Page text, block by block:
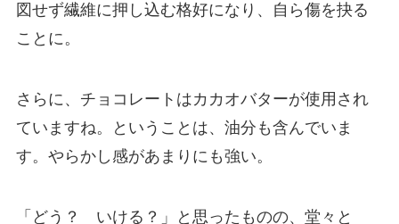
図せず繊維に押し込む格好になり、自ら傷を抉る
ことに。
さらに、チョコレートはカカオバターが使用され
ていますね。ということは、油分も含んでいま
す。やらかし感があまりにも強い。
「どう？ いける？」と思ったものの、堂々と